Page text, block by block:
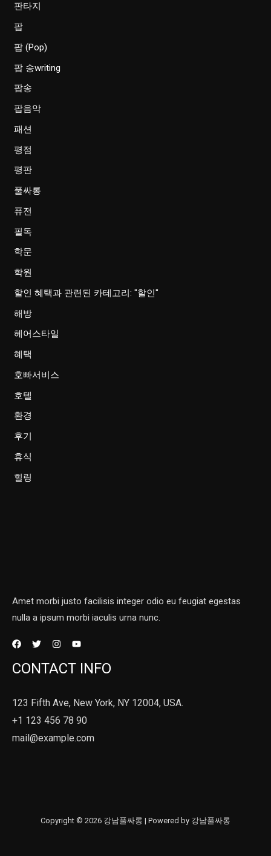
판타지
팝
팝 (Pop)
팝 송writing
팝송
팝음악
패션
평점
평판
풀싸롱
퓨전
필독
학문
학원
할인 혜택과 관련된 카테고리: "할인"
해방
헤어스타일
혜택
호빠서비스
호텔
환경
후기
휴식
힐링
Amet morbi justo facilisis integer odio eu feugiat egestas
nulla a ipsum morbi iaculis urna nunc.
CONTACT INFO
123 Fifth Ave, New York, NY 12004, USA.
+1 123 456 78 90
mail@example.com
Copyright © 2026 강남풀싸롱 | Powered by 강남풀싸롱